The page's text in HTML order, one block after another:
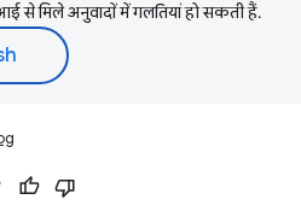
से मिले अनुवादों में गलतियां हो सकती हैं.